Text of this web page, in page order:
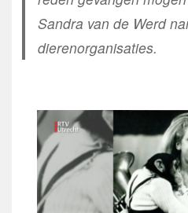
Sandra van de Werd
dierenorganisaties.